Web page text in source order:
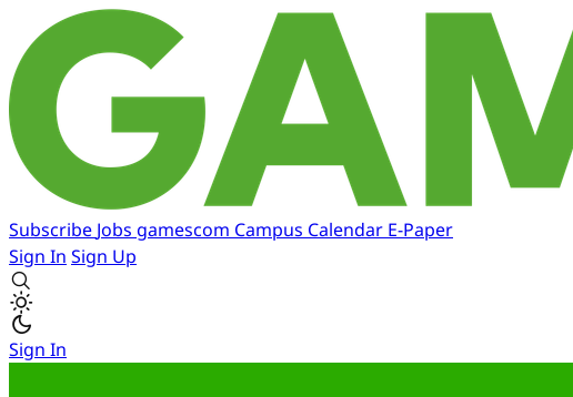
Subscribe Jobs gamescom Campus Calendar E-Paper
Sign In Sign Up
Sign In